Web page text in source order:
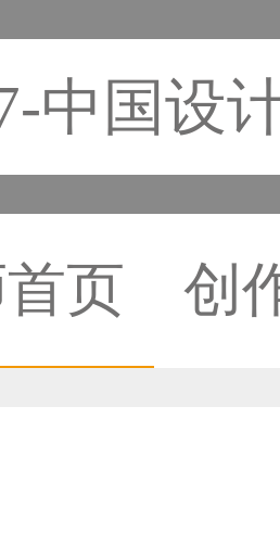
中国设
页 创
用户作品